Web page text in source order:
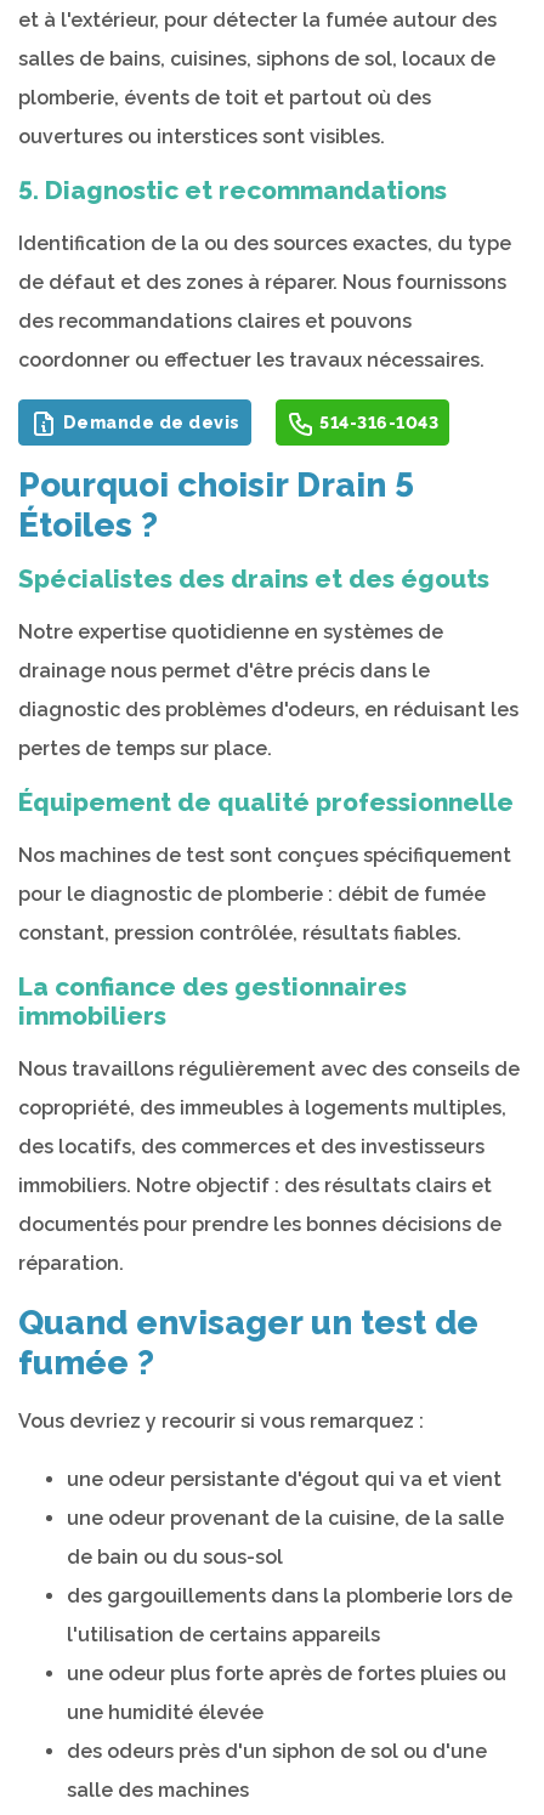
et à l'extérieur, pour détecter la fumée autour des
salles de bains, cuisines, siphons de sol, locaux de
plomberie, évents de toit et partout où des
ouvertures ou interstices sont visibles.
5. Diagnostic et recommandations
Identification de la ou des sources exactes, du type
de défaut et des zones à réparer. Nous fournissons
des recommandations claires et pouvons
coordonner ou effectuer les travaux nécessaires.
Demande de devis 514-316-1043
Pourquoi choisir Drain 5
Étoiles ?
Spécialistes des drains et des égouts
Notre expertise quotidienne en systèmes de
drainage nous permet d'être précis dans le
diagnostic des problèmes d'odeurs, en réduisant les
pertes de temps sur place.
Équipement de qualité professionnelle
Nos machines de test sont conçues spécifiquement
pour le diagnostic de plomberie : débit de fumée
constant, pression contrôlée, résultats fiables.
La confiance des gestionnaires
immobiliers
Nous travaillons régulièrement avec des conseils de
copropriété, des immeubles à logements multiples,
des locatifs, des commerces et des investisseurs
immobiliers. Notre objectif : des résultats clairs et
documentés pour prendre les bonnes décisions de
réparation.
Quand envisager un test de
fumée ?
Vous devriez y recourir si vous remarquez :
une odeur persistante d'égout qui va et vient
une odeur provenant de la cuisine, de la salle
de bain ou du sous-sol
des gargouillements dans la plomberie lors de
l'utilisation de certains appareils
une odeur plus forte après de fortes pluies ou
une humidité élevée
des odeurs près d'un siphon de sol ou d'une
salle des machines